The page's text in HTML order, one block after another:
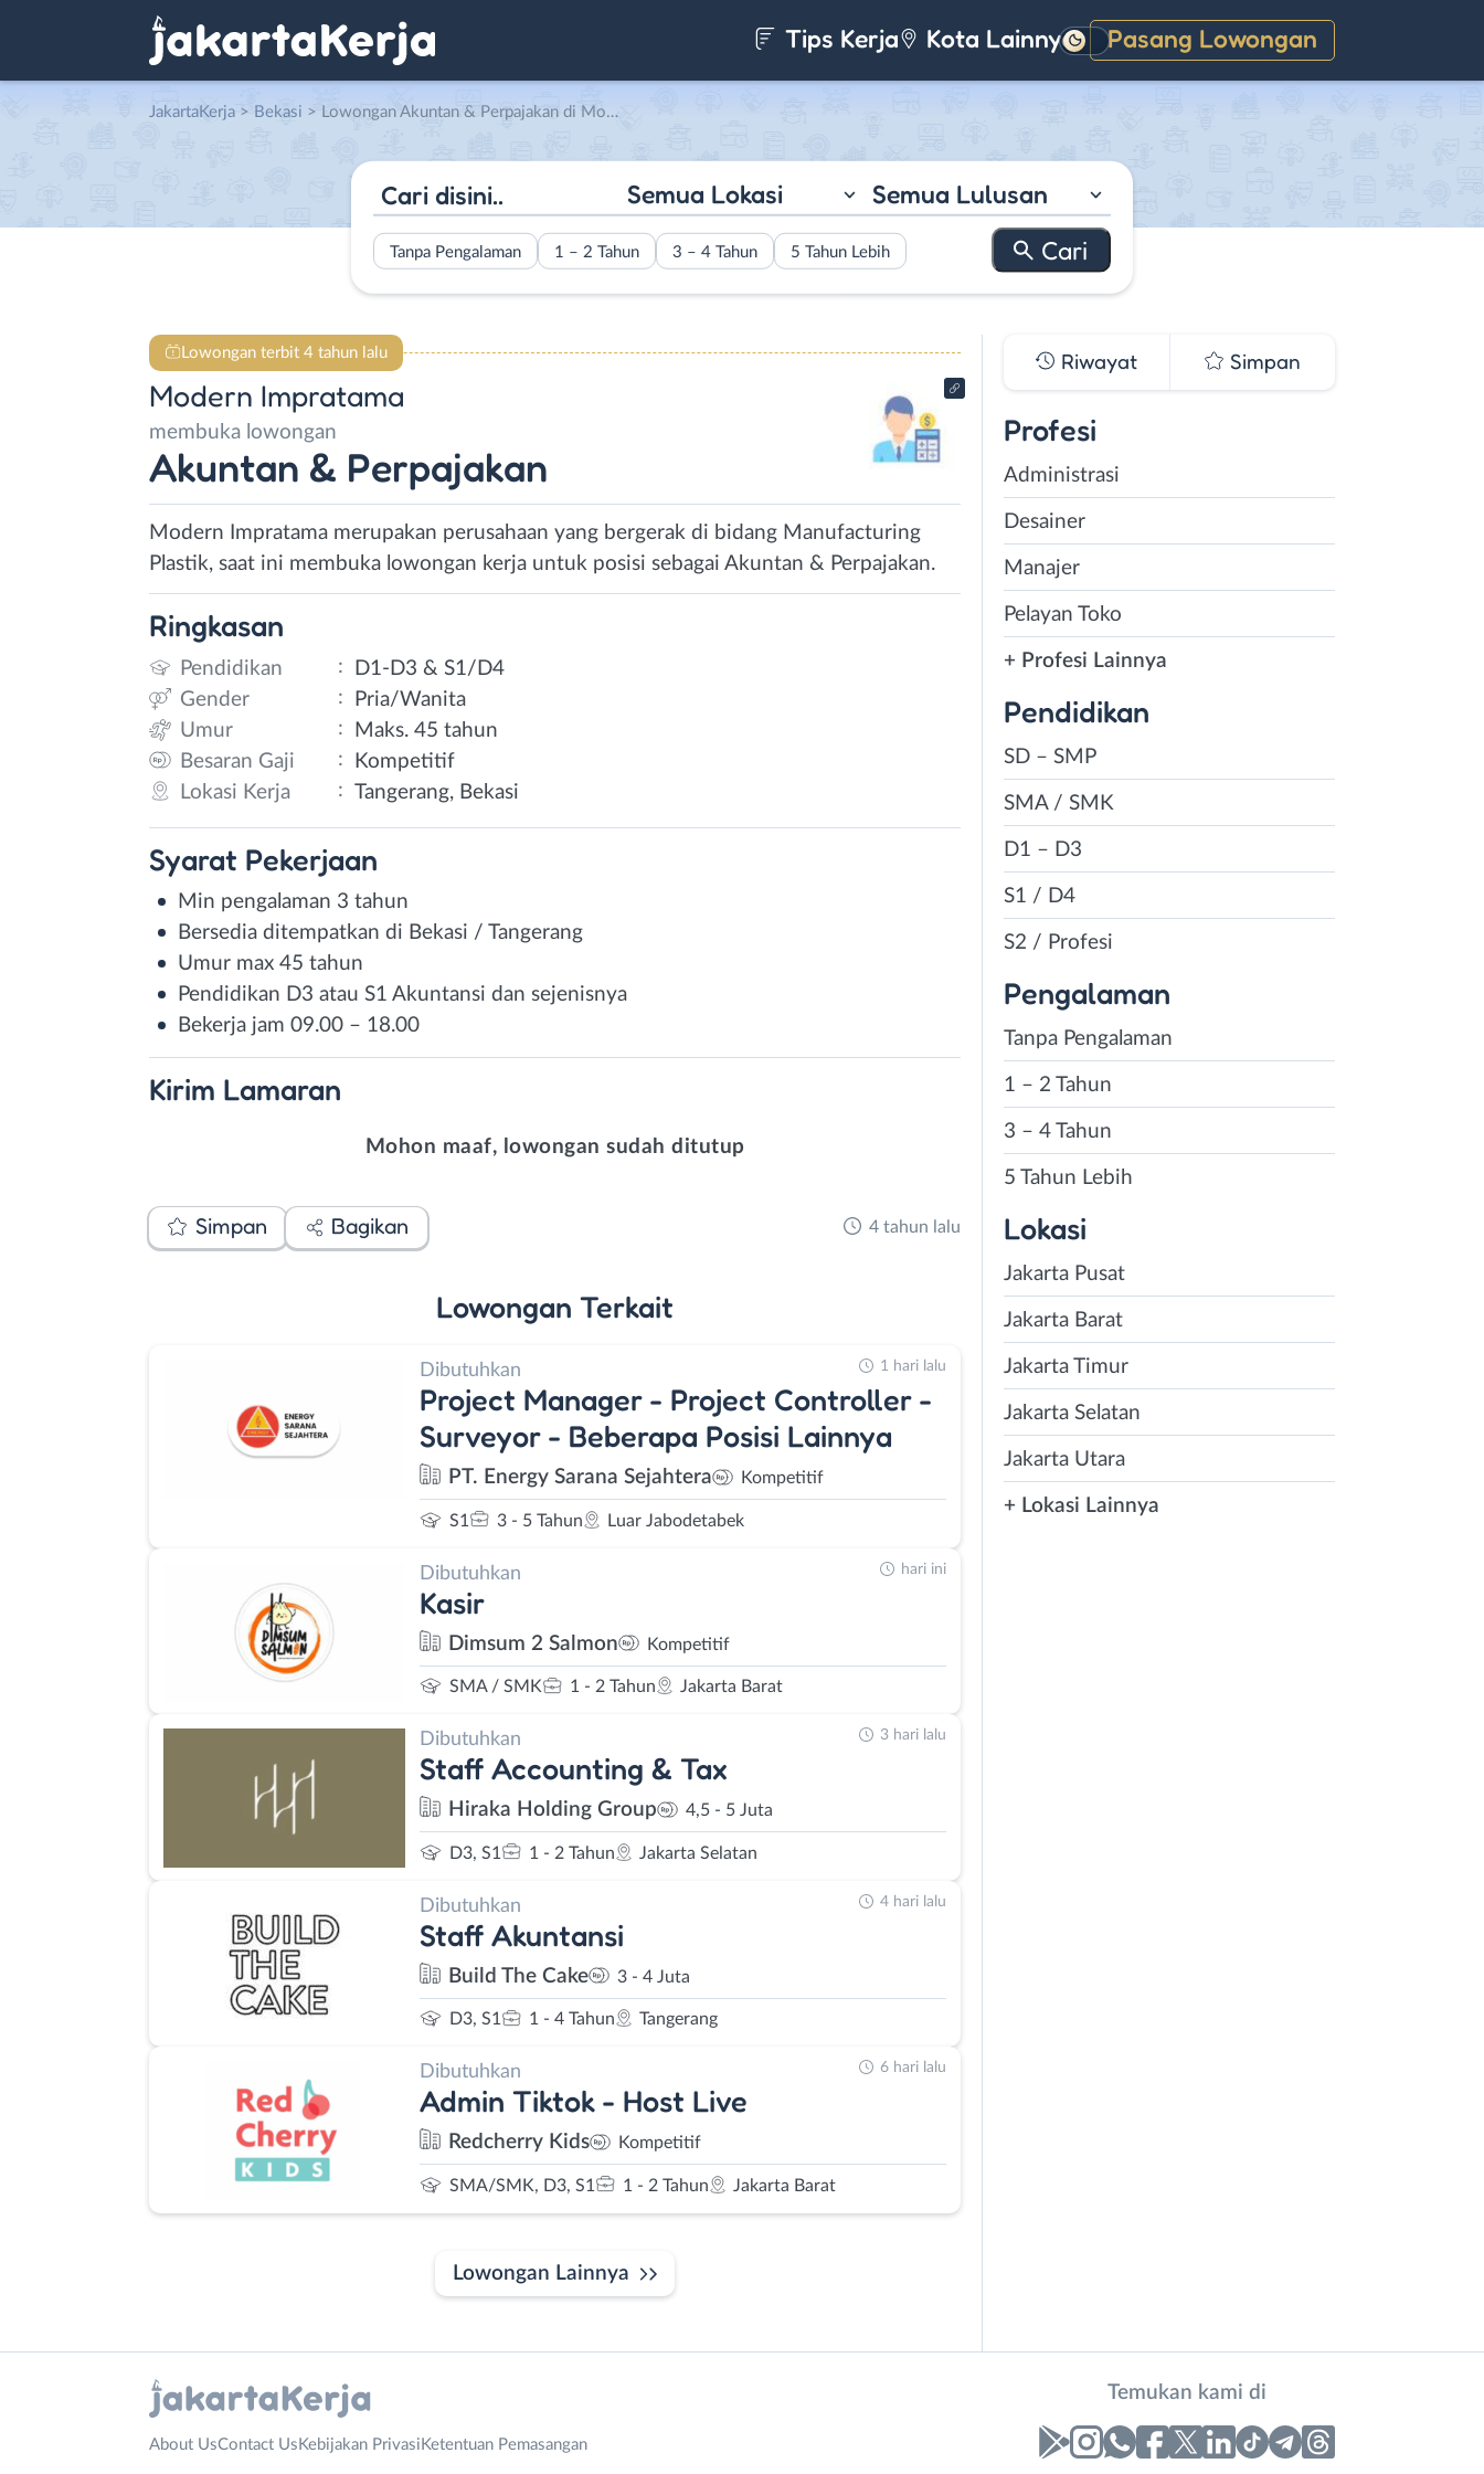
Tips Kerja Kota Lainnya Pasang Lowongan
Gelap
JakartaKerja > Bekasi > Lowongan Akuntan & Perpajakan di Modern Impratama
Semua Lokasi Semua Lulusan
Tanpa Pengalaman 1 – 2 Tahun 3 – 4 Tahun 5 Tahun Lebih
Lowongan terbit 4 tahun lalu
Modern Impratama
membuka lowongan
Akuntan & Perpajakan
Modern Impratama merupakan perusahaan yang bergerak di bidang Manufacturing
Plastik, saat ini membuka lowongan kerja untuk posisi sebagai Akuntan & Perpajakan.
Ringkasan
Pendidikan :
D1-D3 & S1/D4
Gender
:
Pria/Wanita
Umur
:
Maks. 45 tahun
Besaran Gaji
:
Kompetitif
Lokasi Kerja
: Tangerang, Bekasi
Syarat Pekerjaan
Min pengalaman 3 tahun
Bersedia ditempatkan di Bekasi / Tangerang
Umur max 45 tahun
Pendidikan D3 atau S1 Akuntansi dan sejenisnya
Bekerja jam 09.00 – 18.00
Kirim Lamaran
Mohon maaf, lowongan sudah ditutup
Simpan Bagikan 4 tahun lalu
Lowongan Terkait
Dibutuhkan
Project Manager - Project Controller -
Surveyor - Beberapa Posisi Lainnya
PT. Energy Sarana Sejahtera Kompetitif
S1 3 - 5 Tahun Luar Jabodetabek
1 hari lalu
Dibutuhkan
Kasir
Dimsum 2 Salmon Kompetitif
SMA / SMK 1 - 2 Tahun Jakarta Barat
hari ini
Dibutuhkan
Staff Accounting & Tax
Hiraka Holding Group 4,5 - 5 Juta
D3, S1 1 - 2 Tahun Jakarta Selatan
3 hari lalu
Dibutuhkan
Staff Akuntansi
Build The Cake 3 - 4 Juta
D3, S1 1 - 4 Tahun Tangerang
4 hari lalu
Dibutuhkan
Admin Tiktok - Host Live
Redcherry Kids Kompetitif
SMA/SMK, D3, S1 1 - 2 Tahun Jakarta Barat
6 hari lalu
Lowongan Lainnya
Riwayat Simpan
Profesi
Administrasi
Desainer
Manajer
Pelayan Toko
+ Profesi Lainnya
Pendidikan
SD – SMP
SMA / SMK
D1 – D3
S1 / D4
S2 / Profesi
Pengalaman
Tanpa Pengalaman
1 – 2 Tahun
3 – 4 Tahun
5 Tahun Lebih
Lokasi
Jakarta Pusat
Jakarta Barat
Jakarta Timur
Jakarta Selatan
Jakarta Utara
+ Lokasi Lainnya
About UsContact Us Kebijakan Privasi Ketentuan Pemasangan
Temukan kami di